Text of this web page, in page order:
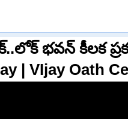
భవన్ కీలక
| VIjay Oath